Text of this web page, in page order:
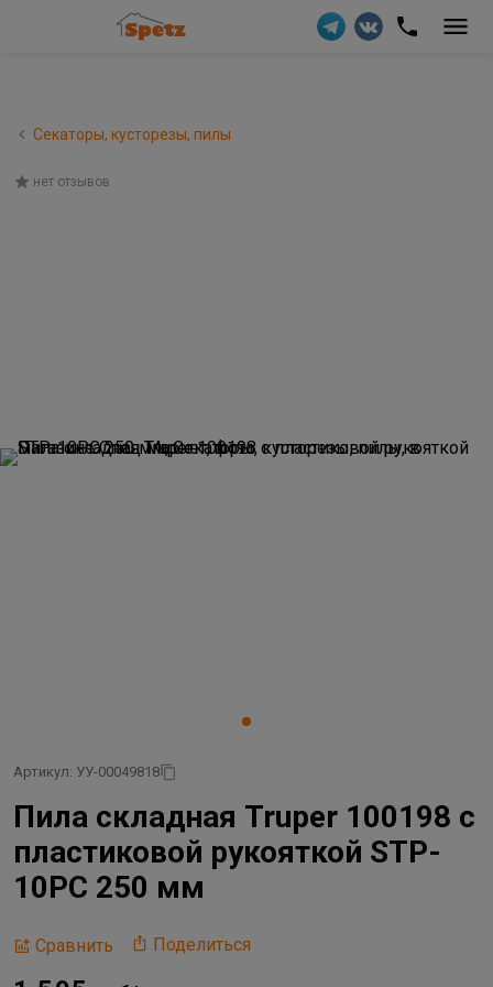
Секаторы, кусторезы, пилы
нет отзывов
Артикул: УУ-00049818
Пила складная Truper 100198 с
пластиковой рукояткой STP-
10PC 250 мм
Сравнить Поделиться